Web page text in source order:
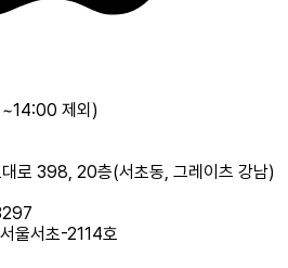
제외)
로 398, 20층(서초동, 그레이츠 강남)
울서초-2114호